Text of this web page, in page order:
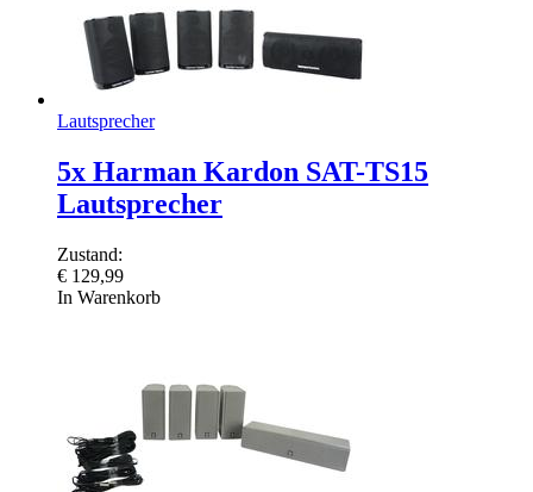
Lautsprecher
5x Harman Kardon SAT-TS15
Lautsprecher
Zustand:
€ 129,99
In Warenkorb